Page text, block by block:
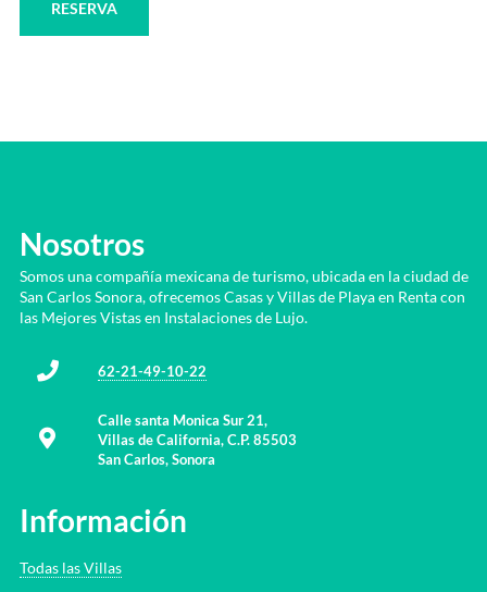
RESERVA
Nosotros
Somos una compañía mexicana de turismo, ubicada en la ciudad de
San Carlos Sonora, ofrecemos Casas y Villas de Playa en Renta con
las Mejores Vistas en Instalaciones de Lujo.
62-21-49-10-22
Calle santa Monica Sur 21,
Villas de California, C.P. 85503
San Carlos, Sonora
Información
Todas las Villas